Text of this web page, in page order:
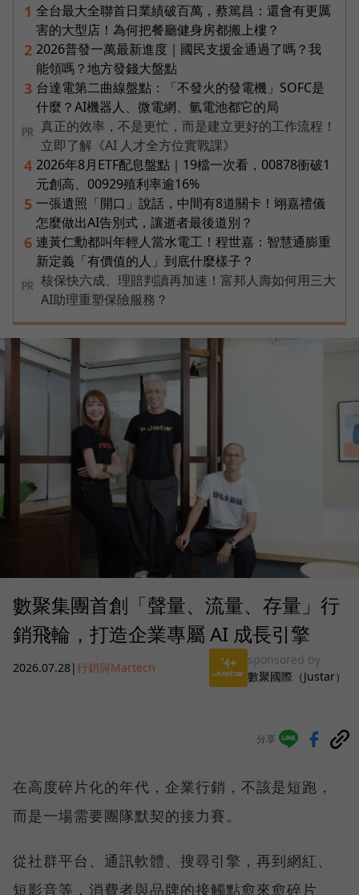
1 全台最大全聯首日業績破百萬，蔡篤昌：還會有更厲
害的大型店！為何把餐廳健身房都搬上樓？
2 2026普發一萬最新進度｜國民支援金通過了嗎？我
能領嗎？地方發錢大盤點
3 台達電第二曲線盤點：「不發火的發電機」SOFC是
什麼？AI機器人、微電網、氫電池都它的局
PR
真正的效率，不是更忙，而是建立更好的工作流程！
立即了解《AI 人才全方位實戰課》
4 2026年8月ETF配息盤點｜19檔一次看，00878衝破1
元創高、00929殖利率逾16%
5 一張遺照「開口」說話，中間有8道關卡！翊嘉禮儀
怎麼做出AI告別式，讓逝者最後道別？
6 連黃仁勳都叫年輕人當水電工！程世嘉：智慧通膨重
新定義「有價值的人」到底什麼樣子？
PR
核保快六成、理賠判讀再加速！富邦人壽如何用三大
AI助理重塑保險服務？
數聚集團首創「聲量、流量、存量」行
銷飛輪，打造企業專屬 AI 成長引擎
2026.07.28|行銷與Martech
sponsored by
數聚國際（Justar）
分享
在高度碎片化的年代，企業行銷，不該是短跑，
而是一場需要團隊默契的接力賽。
從社群平台、通訊軟體、搜尋引擎，再到網紅、
短影音等，消費者與品牌的接觸點愈來愈碎片